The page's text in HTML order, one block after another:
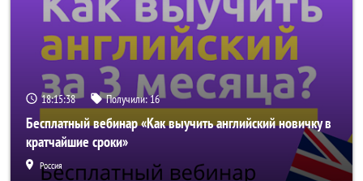
18:15:35 Получили:16
Бесплатный вебинар «Как выучить английский новичку в
кратчайшие сроки»
Россия